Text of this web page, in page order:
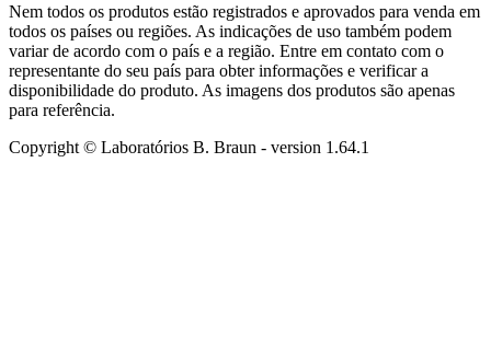
Nem todos os produtos estão registrados e aprovados para venda em
todos os países ou regiões. As indicações de uso também podem
variar de acordo com o país e a região. Entre em contato com o
representante do seu país para obter informações e verificar a
disponibilidade do produto. As imagens dos produtos são apenas
para referência.
Copyright © Laboratórios B. Braun - version 1.64.1